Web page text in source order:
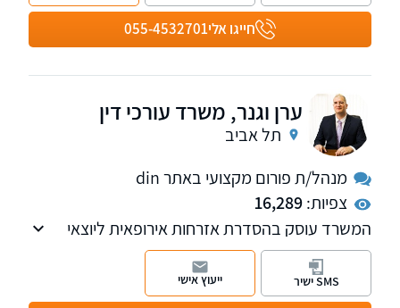
חייגו אלי055-4532701
ערן וגנר, משרד עורכי דין
תל אביב
מנהל/ת פורום מקצועי באתר din
צפיות:16,289
המשרד עוסק בהסדרת אזרחות אירופאית ליוצאי
וצאצאי הונגריה, צ'כוסלובקיה, טרנסילבניה ואזור
הקרפטים.
SMS ישיר ייעוץ אישי